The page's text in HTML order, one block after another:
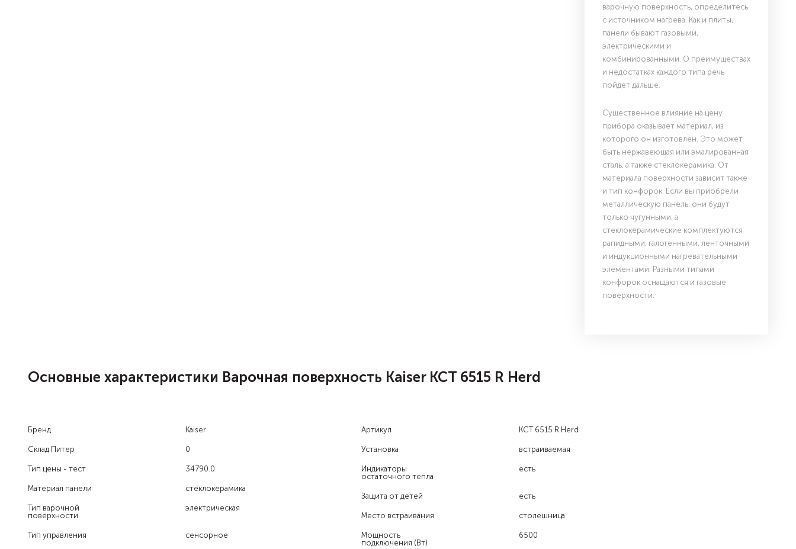
варочную поверхность, определитесь
с источником нагрева. Как и плиты,
панели бывают газовыми,
электрическими и
комбинированными. О преимуществах
и недостатках каждого типа речь
пойдет дальше.
Существенное влияние на цену
прибора оказывает материал, из
которого он изготовлен. Это может
быть нержавеющая или эмалированная
сталь, а также стеклокерамика. От
материала поверхности зависит также
и тип конфорок. Если вы приобрели
металлическую панель, они будут
только чугунными, а
стеклокерамические комплектуются
рапидными, галогенными, ленточными
и индукционными нагревательными
элементами. Разными типами
конфорок оснащаются и газовые
поверхности.
Основные характеристики Варочная поверхность Kaiser KCT 6515 R Herd
Бренд Kaiser
Склад Питер 0
Тип цены - тест 34790.0
Материал панели стеклокерамика
Тип варочной
поверхности
электрическая
Тип управления сенсорное
Артикул KCT 6515 R Herd
Установка встраиваемая
Индикаторы
остаточного тепла
есть
Защита от детей есть
Место встраивания столешница
Мощность
подключения (Вт)
6500